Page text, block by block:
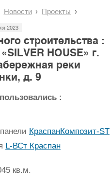
Новости Проекты
2023
строительства :
HOUSE» г.
реки
д. 9
:
КраспанКомпозит-ST
L-ВСт Краспан
кв.м.